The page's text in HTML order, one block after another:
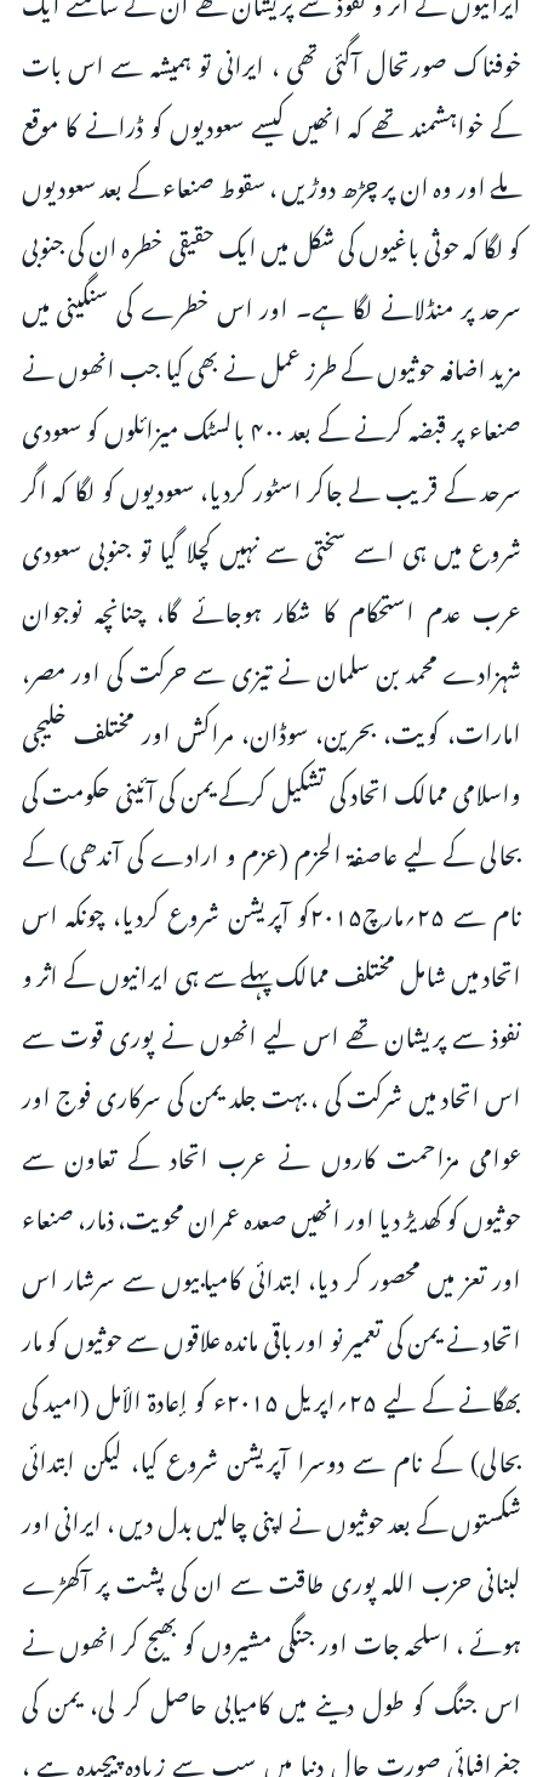
خوفناک صورتحال آگئی تھی ، ایرانی تو ہمیشہ سے اس بات
کے خواہشمند تھے کہ انھیں کیسے سعودیوں کو ڈرانے کا موقع
ملے اور وہ ان پر چڑھ دوڑیں ، سقوط صنعاء کے بعد سعودیوں
کو لگا کہ حوثی باغیوں کی شکل میں ایک حقیقی خطرہ ان کی جنوبی
سرحد پر منڈلانے لگا ہے۔ اور اس خطرے کی سنگینی میں
مزید اضافہ حوثیوں کے طرز عمل نے بھی کیا جب انھوں نے
صنعاء پر قبضہ کرنے کے بعد ۴۰۰ بالسٹک میزائلوں کو سعودی
سرحد کے قریب لے جاکر اسٹور کردیا، سعودیوں کو لگا کہ اگر
شروع میں ہی اسے سختی سے نہیں کچلا گیا تو جنوبی سعودی
عرب عدم استحکام کا شکار ہوجائے گا، چنانچہ نوجوان
شہزادے محمد بن سلمان نے تیزی سے حرکت کی اور مصر،
امارات، کویت، بحرین، سوڈان، مراکش اور مختلف خلیجی
واسلامی ممالک اتحاد کی تشکیل کرکے یمن کی آئینی حکومت کی
بحالی کے لیے عاصفة الحزم (عزم و ارادے کی آندھی) کے
نام سے ۲۵؍مارچ۲۰۱۵کو آپریشن شروع کردیا، چونکہ اس
اتحاد میں شامل مختلف ممالک پہلے سے ہی ایرانیوں کے اثر و
نفوذ سے پریشان تھے اس لیے انھوں نے پوری قوت سے
اس اتحاد میں شرکت کی ، بہت جلد یمن کی سرکاری فوج اور
عوامی مزاحمت کاروں نے عرب اتحاد کے تعاون سے
حوثیوں کو کھدیڑ دیا اور انھیں صعدہ عمران محویت، ذمار، صنعاء
اور تعز میں محصور کر دیا، ابتدائی کامیابیوں سے سرشار اس
اتحاد نے یمن کی تعمیر نو اور باقی ماندہ علاقوں سے حوثیوں کو مار
بھگانے کے لیے ۲۵؍اپریل ۲۰۱۵ء کو إعادة الأمل (امید کی
بحالی) کے نام سے دوسرا آپریشن شروع کیا، لیکن ابتدائی
شکستوں کے بعد حوثیوں نے اپنی چالیں بدل دیں ، ایرانی اور
لبنانی حزب اللہ پوری طاقت سے ان کی پشت پر آکھڑے
ہوئے ، اسلحہ جات اور جنگی مشیروں کو بھیج کر انھوں نے
اس جنگ کو طول دینے میں کامیابی حاصل کر لی، یمن کی
جغرافیائی صورت حال دنیا میں سب سے زیادہ پیچیدہ ہے ،